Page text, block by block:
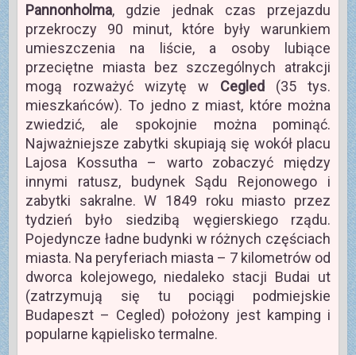
Pannonholma, gdzie jednak czas przejazdu
przekroczy 90 minut, które były warunkiem
umieszczenia na liście, a osoby lubiące
przeciętne miasta bez szczególnych atrakcji
mogą rozważyć wizytę w Cegled (35 tys.
mieszkańców). To jedno z miast, które można
zwiedzić, ale spokojnie można pominąć.
Najważniejsze zabytki skupiają się wokół placu
Lajosa Kossutha – warto zobaczyć między
innymi ratusz, budynek Sądu Rejonowego i
zabytki sakralne. W 1849 roku miasto przez
tydzień było siedzibą węgierskiego rządu.
Pojedyncze ładne budynki w różnych częściach
miasta. Na peryferiach miasta – 7 kilometrów od
dworca kolejowego, niedaleko stacji Budai ut
(zatrzymują się tu pociągi podmiejskie
Budapeszt – Cegled) położony jest kamping i
popularne kąpielisko termalne.